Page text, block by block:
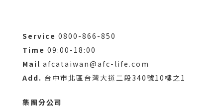
Service 0800-866-850
Time 09:00-18:00
Mail afcataiwan@afc-life.com
Add. 台中市北區台灣大道二段340號10樓之1
集團分公司